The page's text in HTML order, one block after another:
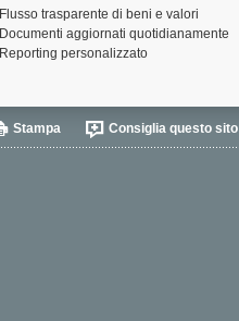
Flusso trasparente di beni e valori
Documenti aggiornati quotidianamente
Reporting personalizzato
Stampa Consiglia questo sito